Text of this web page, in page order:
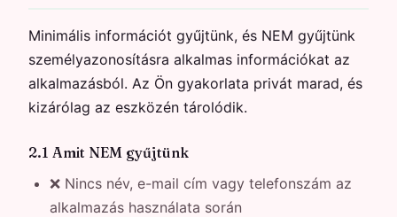
Minimális információt gyűjtünk, és NEM gyűjtünk
személyazonosításra alkalmas információkat az
alkalmazásból. Az Ön gyakorlata privát marad, és
kizárólag az eszközén tárolódik.
2.1 Amit NEM gyűjtünk
❌ Nincs név, e-mail cím vagy telefonszám az
alkalmazás használata során